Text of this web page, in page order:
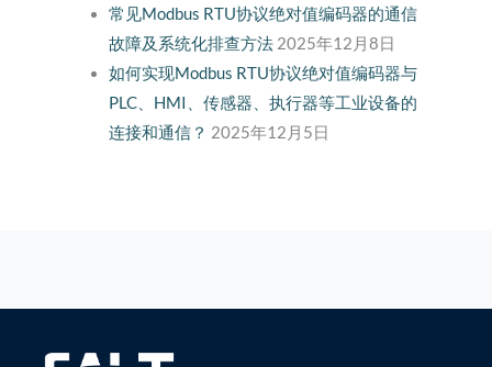
常见Modbus RTU协议绝对值编码器的通信
故障及系统化排查方法 2025年12月8日
如何实现Modbus RTU协议绝对值编码器与
PLC、HMI、传感器、执行器等工业设备的
连接和通信？ 2025年12月5日